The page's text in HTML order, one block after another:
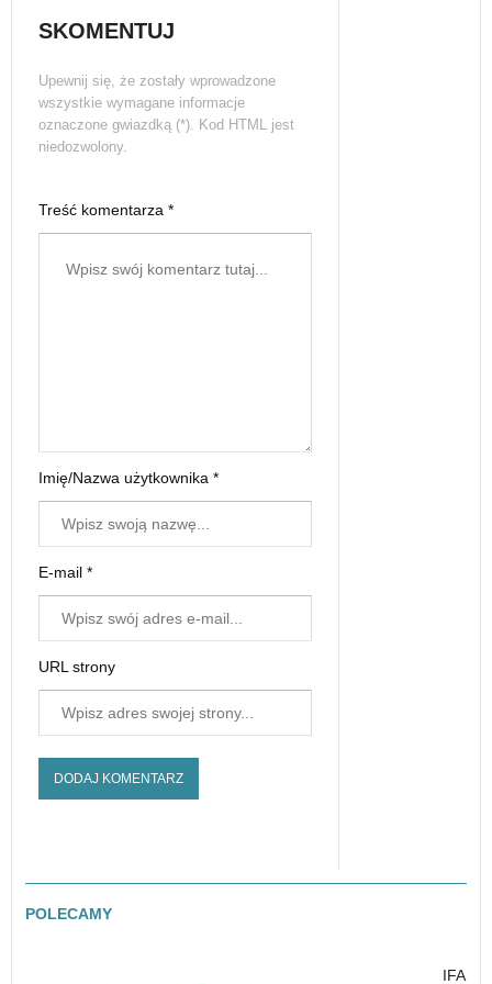
SKOMENTUJ
Upewnij się, że zostały wprowadzone
wszystkie wymagane informacje
oznaczone gwiazdką (*). Kod HTML jest
niedozwolony.
Treść komentarza *
Imię/Nazwa użytkownika *
E-mail *
URL strony
POLECAMY
IFA